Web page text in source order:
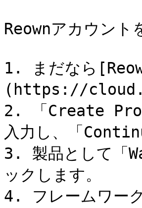
Reownアカウント
1. まだなら
(https://
2. 「Create
入力し、「
3. 製品として「
ックします。
4. フレームワー